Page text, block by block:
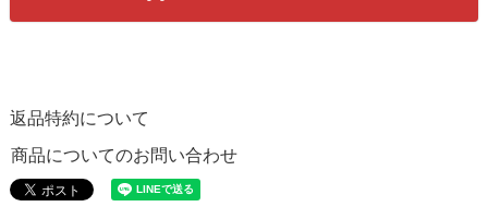
返品特約について
商品についてのお問い合わせ